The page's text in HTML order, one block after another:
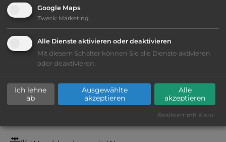
Ausstattung:
Lage: schön
Geräuschkulisse: überwiegend ruhig
kiesig, harter Grund
Google Maps
Zweck: Marketing
Alle Dienste aktivieren oder deaktivieren
Mit diesem Schalter können Sie alle Dienste aktivieren
oder deaktivieren.
Ich lehne
ab
Ausgewählte
akzeptieren
Alle
akzeptieren
Realisiert mit Klaro!